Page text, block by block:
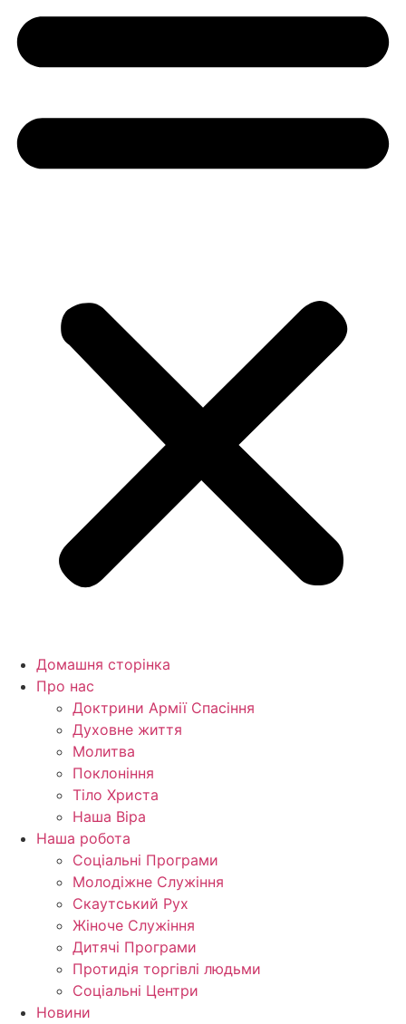
Домашня сторінка
Про нас
Доктрини Армії Спасіння
Духовне життя
Молитва
Поклоніння
Тіло Христа
Наша Віра
Наша робота
Соціальні Програми
Молодіжне Служіння
Скаутський Рух
Жіноче Cлужіння
Дитячі Програми
Протидія торгівлі людьми
Соціальні Центри
Новини